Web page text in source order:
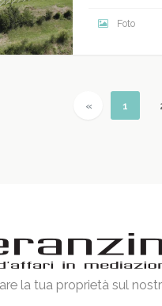
Foto
« Previous
1
la tua proprietà sul